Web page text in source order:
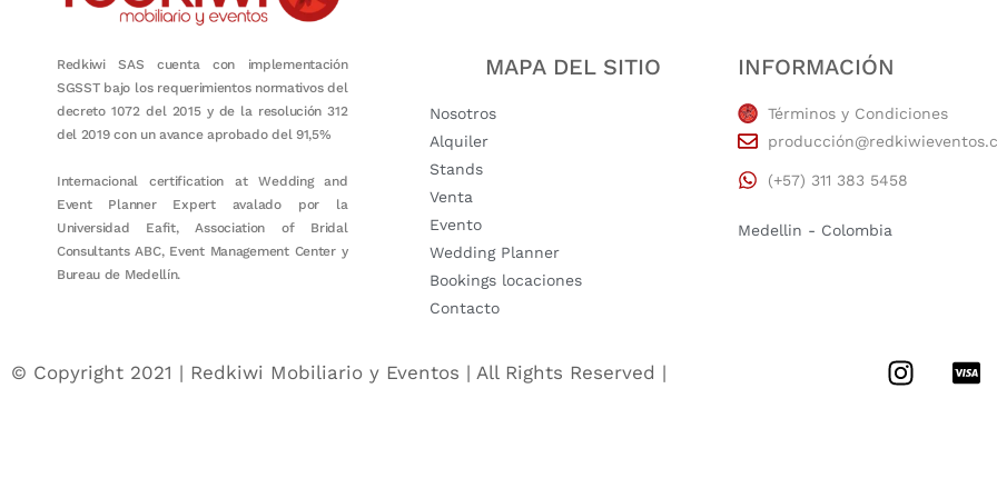
Redkiwi SAS cuenta con implementación
SGSST bajo los requerimientos normativos del
decreto 1072 del 2015 y de la resolución 312
del 2019 con un avance aprobado del 91,5%
Internacional certification at Wedding and
Event Planner Expert avalado por la
Universidad Eafit, Association of Bridal
Consultants ABC, Event Management Center y
Bureau de Medellín.
MAPA DEL SITIO
Nosotros
Alquiler
Stands
Venta
Evento
Wedding Planner
Bookings locaciones
Contacto
INFORMACIÓN
Términos y Condiciones
(+57) 311 383 5458
Medellin - Colombia
© Copyright 2021 | Redkiwi Mobiliario y Eventos | All Rights Reserved |